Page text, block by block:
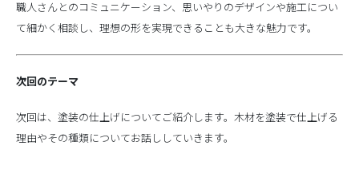
職人さんとのコミュニケーション、思いやりのデザインや施工につい
て細かく相談し、理想の形を実現できることも大きな魅力です。
次回のテーマ
次回は、塗装の仕上げについてご紹介します。木材を塗装で仕上げる
理由やその種類についてお話ししていきます。